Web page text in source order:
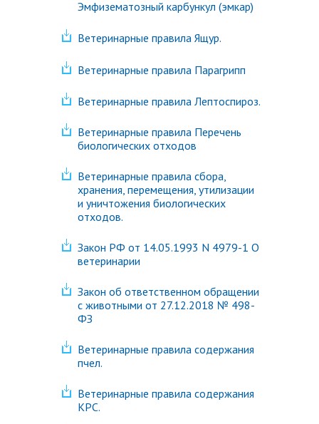
Эмфизематозный карбункул (эмкар)
Ветеринарные правила Ящур.
Ветеринарные правила Парагрипп
Ветеринарные правила Лептоспироз.
Ветеринарные правила Перечень
биологических отходов
Ветеринарные правила сбора,
хранения, перемещения, утилизации
и уничтожения биологических
отходов.
Закон РФ от 14.05.1993 N 4979-1 О
ветеринарии
Закон об ответственном обращении
с животными от 27.12.2018 № 498-
ФЗ
Ветеринарные правила содержания
пчел.
Ветеринарные правила содержания
КРС.